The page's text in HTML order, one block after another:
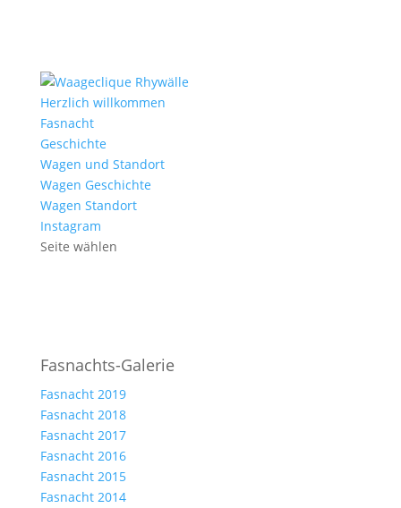
Herzlich willkommen
Fasnacht
Geschichte
Wagen und Standort
Wagen Geschichte
Wagen Standort
Instagram
Seite wählen
Fasnachts-Galerie
Fasnacht 2019
Fasnacht 2018
Fasnacht 2017
Fasnacht 2016
Fasnacht 2015
Fasnacht 2014